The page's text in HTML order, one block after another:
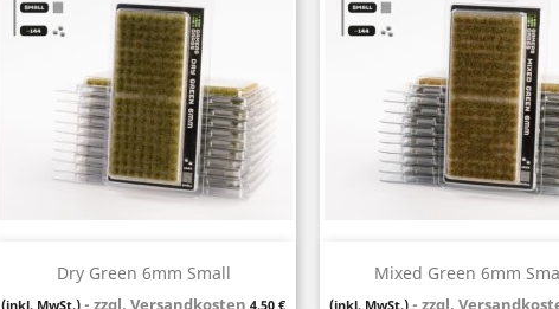
Dry Green 6mm Small
(inkl. MwSt.) zzgl. Versandkosten Preis
4,50 €
Vorschau Mixed Green 6mm
(inkl. MwSt.) zzgl.
Vorschau